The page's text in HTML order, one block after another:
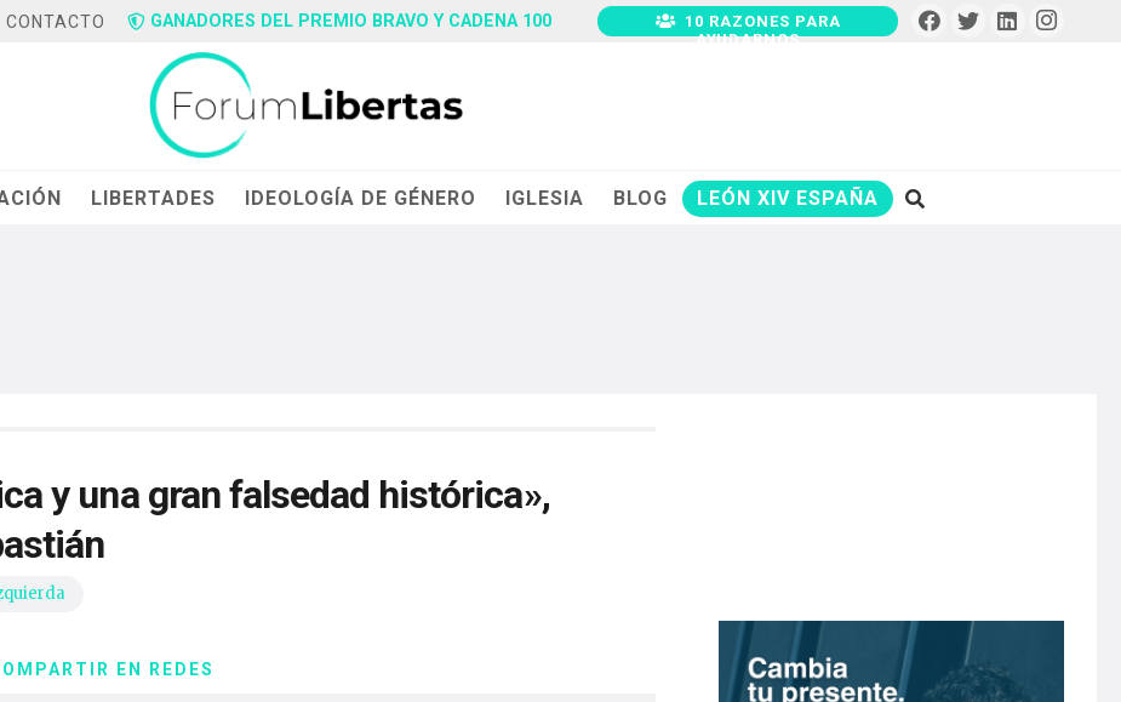
CONTACTO GANADORES DEL PREMIO BRAVO Y CADENA 100
10 RAZONES PARA
AYUDARNOS
LIBERTADES IDEOLOGÍA DE GÉNERO IGLESIA BLOG LEÓN XIV ESPAÑA
y una gran falsedad histórica»,
EN REDES